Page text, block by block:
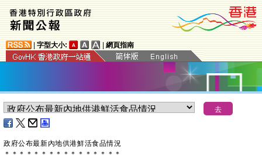
字型大小: 網頁指南
政府公布最新內地供港鮮活食品情況
＊ ＊ ＊ ＊ ＊ ＊ ＊ ＊ ＊ ＊ ＊ ＊ ＊ ＊ ＊ ＊